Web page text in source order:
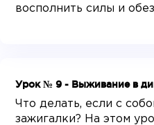
восполнить силы и
Урок № 9 - Выживание в
Что делать, если с
зажигалки? На этом